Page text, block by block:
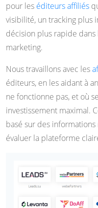
pour les éditeurs affiliés
visibilité, un tracking plus
décision plus rapide
marketing.
Nous travaillons avec les
éditeurs, en les aidant à
ne fonctionne pas, et où
investissement maximal.
basé sur des
évaluer la plateforme